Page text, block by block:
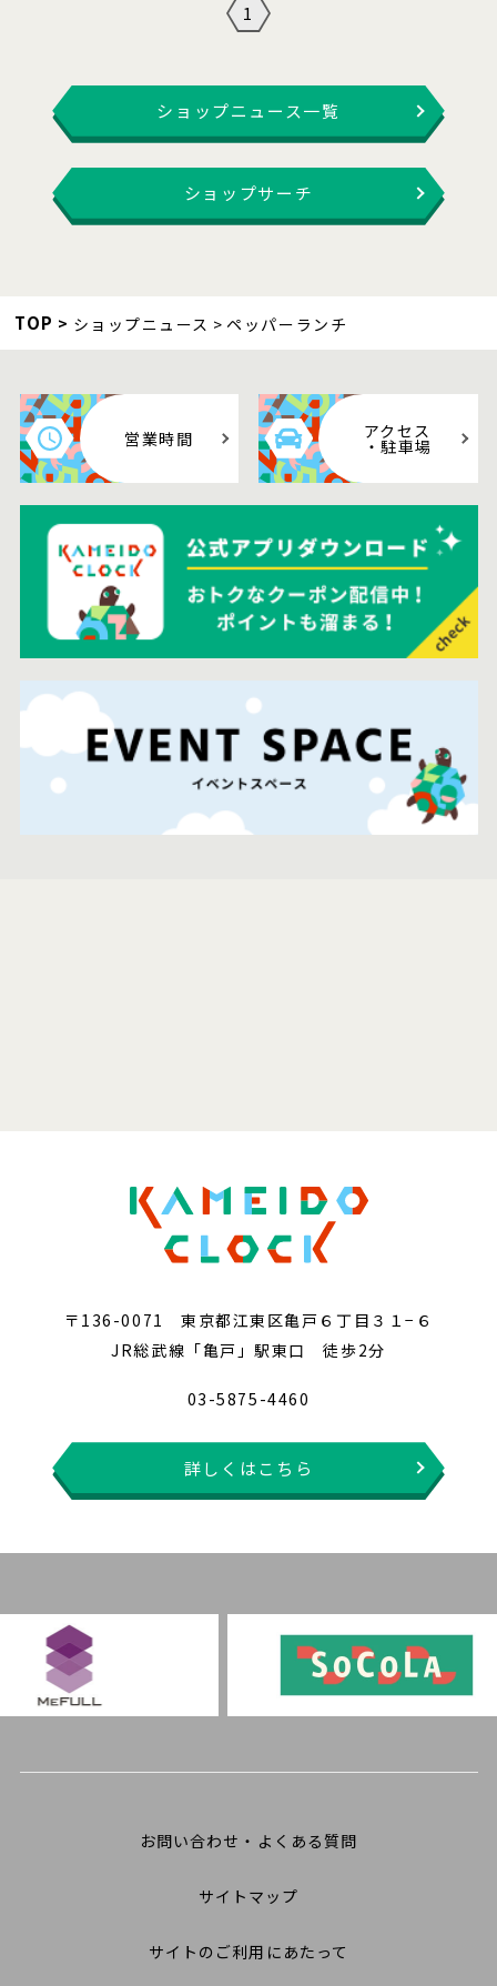
1
ショップニュース一覧
ショップサーチ
TOP ショップニュース ペッパーランチ
営業時間 アクセス
・駐車場
〒136-0071 東京都江東区亀戸６丁目３１−６
JR総武線「亀戸」駅東口 徒歩2分
03-5875-4460
詳しくはこちら
お問い合わせ・よくある質問
サイトマップ
サイトのご利用にあたって